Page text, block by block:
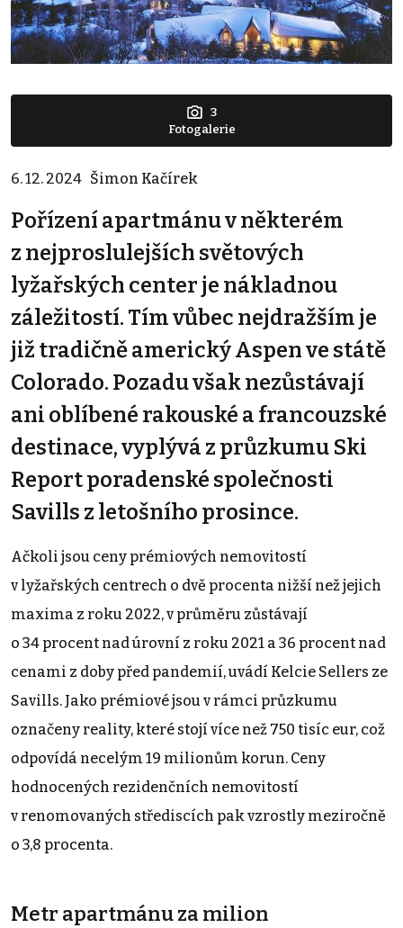
3
Fotogalerie
6. 12. 2024 Šimon Kačírek
Pořízení apartmánu v některém
z nejproslulejších světových
lyžařských center je nákladnou
záležitostí. Tím vůbec nejdražším je
již tradičně americký Aspen ve státě
Colorado. Pozadu však nezůstávají
ani oblíbené rakouské a francouzské
destinace, vyplývá z průzkumu Ski
Report poradenské společnosti
Savills z letošního prosince.
Ačkoli jsou ceny prémiových nemovitostí
v lyžařských centrech o dvě procenta nižší než jejich
maxima z roku 2022, v průměru zůstávají
o 34 procent nad úrovní z roku 2021 a 36 procent nad
cenami z doby před pandemií, uvádí Kelcie Sellers ze
Savills. Jako prémiové jsou v rámci průzkumu
označeny reality, které stojí více než 750 tisíc eur, což
odpovídá necelým 19 milionům korun. Ceny
hodnocených rezidenčních nemovitostí
v renomovaných střediscích pak vzrostly meziročně
o 3,8 procenta.
Metr apartmánu za milion